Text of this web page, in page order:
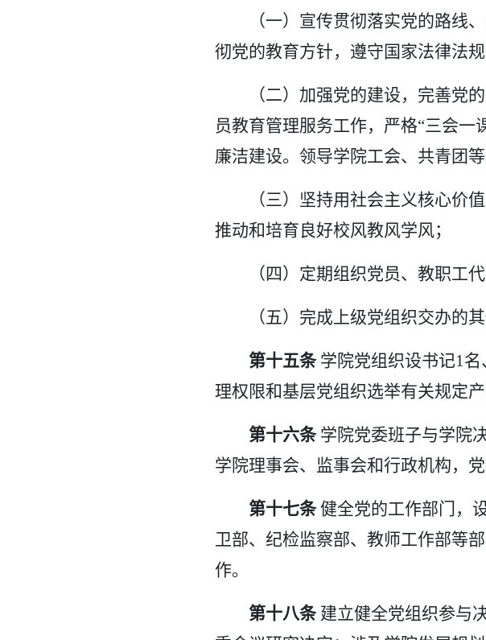
（一）宣传贯彻落实党的路线
彻党的教育方针，遵守国家法律法
（二）加强党的建设，完善党
员教育管理服务工作，严格“三会一
廉洁建设。领导学院工会、共青团
（三）坚持用社会主义核心价
推动和培育良好校风教风学风；
（四）定期组织党员、教职工
（五）完成上级党组织交办的其
第十五条 学院党组织设书记1
理权限和基层党组织选举有关规定产
第十六条 学院党委班子与学院
学院理事会、监事会和行政机构，
第十七条 健全党的工作部门，
卫部、纪检监察部、教师工作部等
作。
第十八条 建立健全党组织参与